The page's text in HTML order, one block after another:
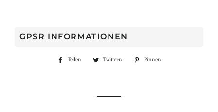
GPSR INFORMATIONEN
Teilen
Auf
Twittern
Auf
Pinnen